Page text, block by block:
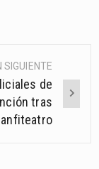
SIGUIENTE
de
tras